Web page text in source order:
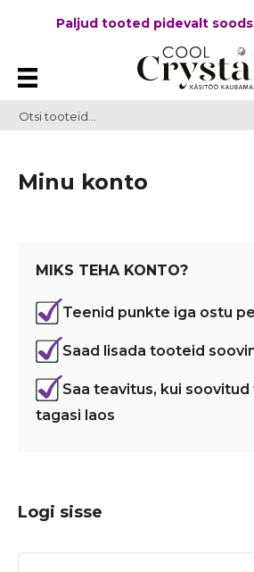
Paljud tooted pidevalt
Minu konto
MIKS TEHA KONTO?
Teenid punkte iga ostu
Saad lisada tooteid
Saa teavitus, kui
tagasi laos
Logi sisse